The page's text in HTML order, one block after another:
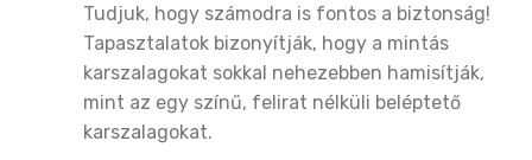
Tudjuk, hogy számodra is fontos a biztonság!
Tapasztalatok bizonyítják, hogy a mintás
karszalagokat sokkal nehezebben hamisítják,
mint az egy színű, felirat nélküli beléptető
karszalagokat.